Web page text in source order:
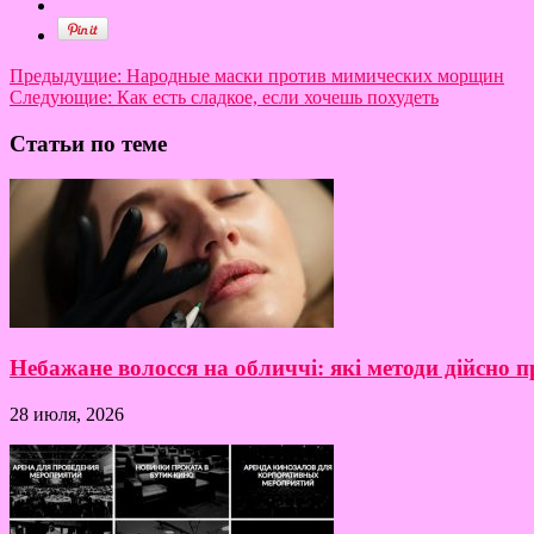
Предыдущие: Народные маски против мимических морщин
Следующие: Как есть сладкое, если хочешь похудеть
Статьи по теме
Небажане волосся на обличчі: які методи дійсно
28 июля, 2026